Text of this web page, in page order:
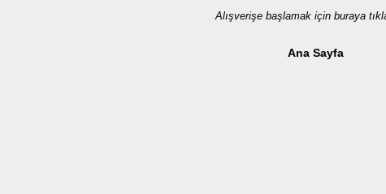
Alışverişe başlamak için buraya
Ana Sayfa